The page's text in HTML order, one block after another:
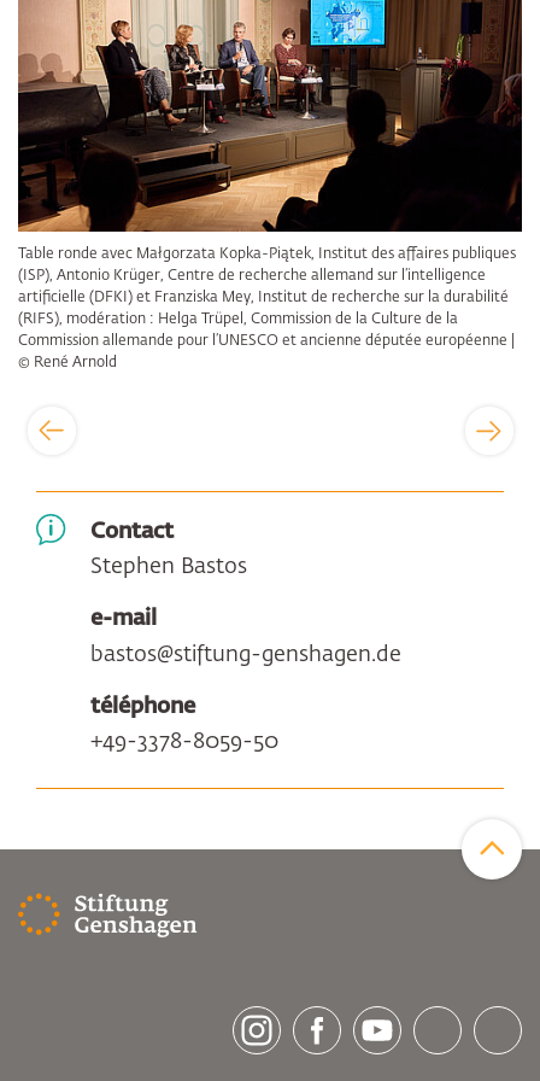
Table ronde avec Małgorzata Kopka-Piątek, Institut des affaires publiques
(ISP), Antonio Krüger, Centre de recherche allemand sur l’intelligence
artificielle (DFKI) et Franziska Mey, Institut de recherche sur la durabilité
(RIFS), modération : Helga Trüpel, Commission de la Culture de la
Commission allemande pour l’UNESCO et ancienne députée européenne |
© René Arnold
Contact
Stephen Bastos
e-mail
bastos@stiftung-genshagen.de
téléphone
+49-3378-8059-50
[socialLinksTitle]